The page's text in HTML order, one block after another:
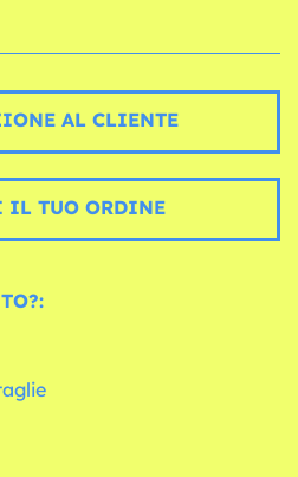
AL CLIENTE
IL TUO ORDINE